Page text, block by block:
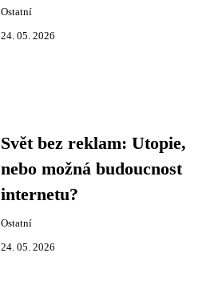
Ostatní
24. 05. 2026
Svět bez reklam: Utopie,
nebo možná budoucnost
internetu?
Ostatní
24. 05. 2026